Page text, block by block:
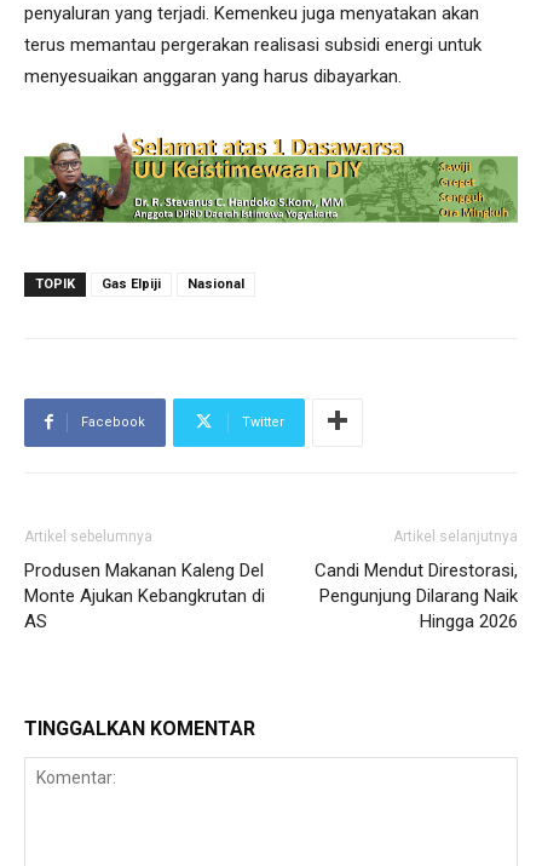
penyaluran yang terjadi. Kemenkeu juga menyatakan akan
terus memantau pergerakan realisasi subsidi energi untuk
menyesuaikan anggaran yang harus dibayarkan.
TOPIK Gas Elpiji Nasional
Facebook Twitter
Artikel sebelumnya
Produsen Makanan Kaleng Del
Monte Ajukan Kebangkrutan di
AS
Artikel selanjutnya
Candi Mendut Direstorasi,
Pengunjung Dilarang Naik
Hingga 2026
TINGGALKAN KOMENTAR